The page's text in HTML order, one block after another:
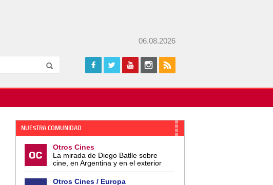
06.08.2026
NUESTRA COMUNIDAD
Otros Cines
La mirada de Diego Batlle sobre
cine, en Argentina y en el exterior
Otros Cines / Europa